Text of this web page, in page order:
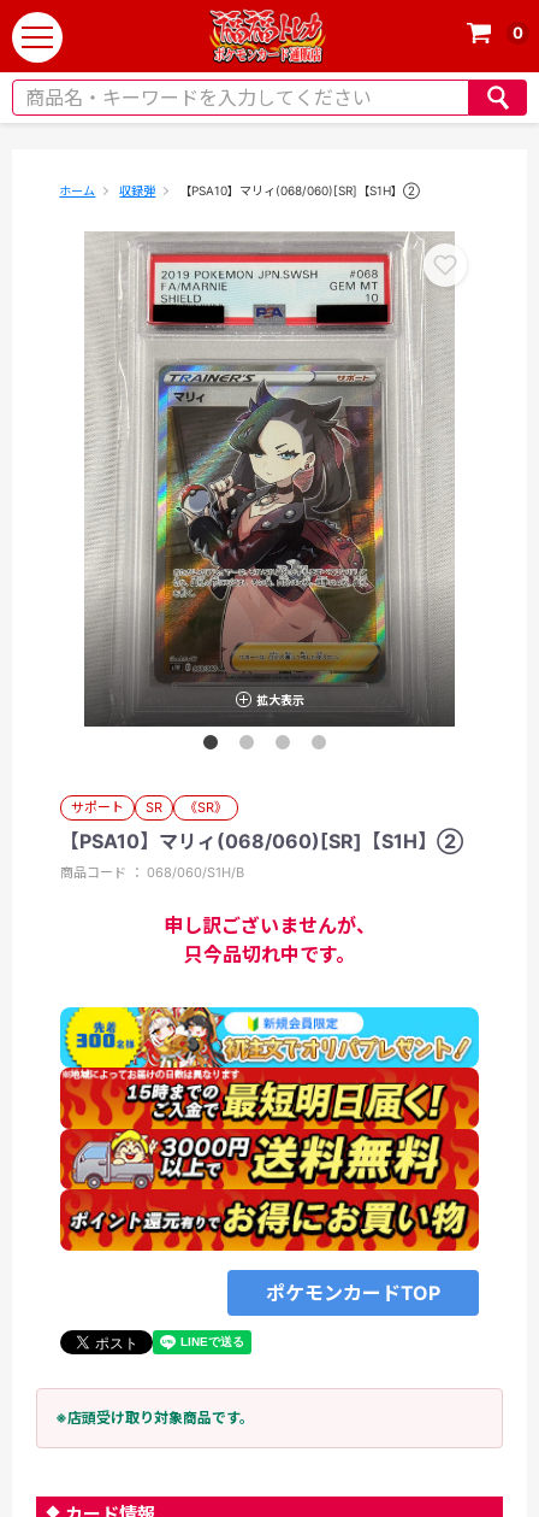
t
o
g
0
ホーム 収録弾 【PSA10】マリィ(068/060)[SR]【S1H】②
拡大表示
サポート SR 《SR》
【PSA10】マリィ(068/060)[SR]【S1H】②
商品コード ： 068/060/S1H/B
申し訳ございませんが、
只今品切れ中です。
ポケモンカードTOP
※店頭受け取り対象商品です。